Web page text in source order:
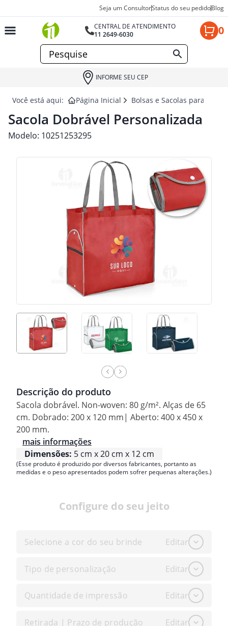
Seja um ConsultorStatus do seu pedidoBlog
CENTRAL DE ATENDIMENTO
11 2649-6030
0
INFORME SEU CEP
Você está aqui: Página Inicial Bolsas e Sacolas para
Sacola Dobrável Personalizada
Modelo: 10251253295
Descrição do produto
Sacola dobrável. Non-woven: 80 g/m². Alças de 65
cm. Dobrado: 200 x 120 mm| Aberto: 400 x 450 x
200 mm.
mais informações
Dimensões: 5 cm x 20 cm x 12 cm
(Esse produto é produzido por diversos fabricantes, portanto as
medidas e o peso apresentados podem sofrer pequenas alterações.)
Configure do seu jeito
Selecione a cor do seu brinde Editar
Tipo de personalização Editar
Quantidade de impressão Editar
Retirada | Prazo de produção Editar